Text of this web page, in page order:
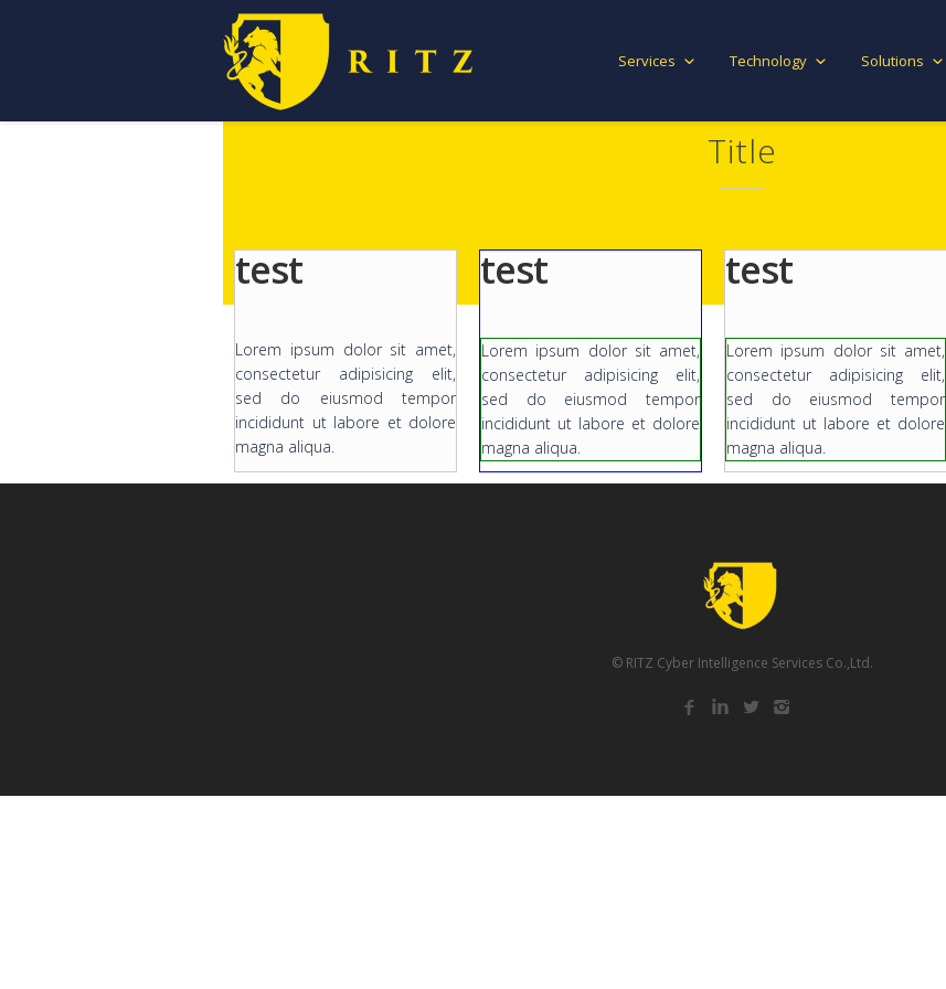
Services Technology Solutions
Title
test
Lorem ipsum dolor sit amet,
consectetur adipisicing elit,
sed do eiusmod tempor
incididunt ut labore et dolore
magna aliqua.
test
Lorem ipsum dolor sit amet,
consectetur adipisicing elit,
sed do eiusmod tempor
incididunt ut labore et dolore
magna aliqua.
test
Lorem ipsum dolor sit amet,
consectetur adipisicing elit,
sed do eiusmod tempor
incididunt ut labore et dolore
magna aliqua.
© RITZ Cyber Intelligence Services Co.,Ltd.